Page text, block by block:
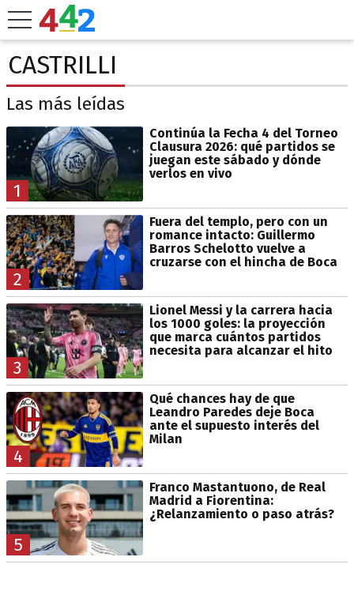
CASTRILLI
Las más leídas
1
Continúa la Fecha 4 del Torneo
Clausura 2026: qué partidos se
juegan este sábado y dónde
verlos en vivo
2
Fuera del templo, pero con un
romance intacto: Guillermo
Barros Schelotto vuelve a
cruzarse con el hincha de Boca
3
Lionel Messi y la carrera hacia
los 1000 goles: la proyección
que marca cuántos partidos
necesita para alcanzar el hito
4
Qué chances hay de que
Leandro Paredes deje Boca
ante el supuesto interés del
Milan
5
Franco Mastantuono, de Real
Madrid a Fiorentina:
¿Relanzamiento o paso atrás?